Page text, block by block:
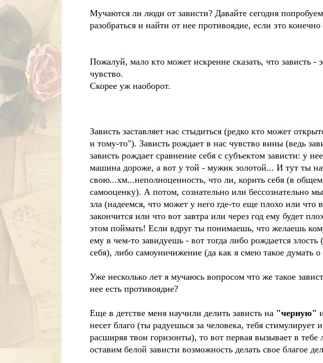
Мучаются ли люди от зависти? Давайте сегодня
разобраться и найти от нее противоядие, если это
Пожалуй, мало кто может искренне сказать, что зависть -
чувство.
Скорее уж наоборот.
Зависть заставляет нас стыдиться (редко кто может
и тому-то"). Зависть рождает в нас чувство вины (ведь
зависть рождает сравнение себя с субъектом зависти: у
машина дороже, а вот у той - мужик золотой... И тут ты
свою...хм...неполноценность, что ли, корить себя (в
самооценку). А потом, сознательно или бессознательно
зла (надеемся, что может у него где-то еще плохо или что
закончится или что вот завтра или через год ему будет
этом поймать! Если вдруг ты понимаешь, что желаешь
ему в чем-то завидуешь - вот тогда либо рождается
себя), либо самоуничижение (да как я смею такое думать
Уже несколько лет я мучаюсь вопросом что же такое
нее есть противоядие?
Еще в детстве меня научили делить зависть на "черную"
несет благо (ты радуешься за человека, тебя стимулирует
расширяя твои горизонты), то вот первая вызывает в
оставим белой зависти возможность делать свое благое